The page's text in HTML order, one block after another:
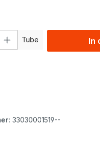
Gib den gewünschten
Tube In
33030001519--